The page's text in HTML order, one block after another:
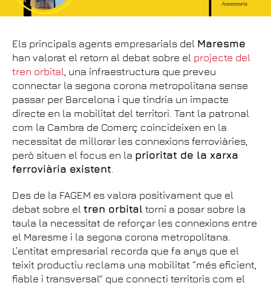
Els principals agents empresarials del Maresme
han valorat el retorn al debat sobre el projecte del
tren orbital, una infraestructura que preveu
connectar la segona corona metropolitana sense
passar per Barcelona i que tindria un impacte
directe en la mobilitat del territori. Tant la patronal
com la Cambra de Comerç coincideixen en la
necessitat de millorar les connexions ferroviàries,
però situen el focus en la prioritat de la xarxa
ferroviària existent.
Des de la FAGEM es valora positivament que el
debat sobre el tren orbital torni a posar sobre la
taula la necessitat de reforçar les connexions entre
el Maresme i la segona corona metropolitana.
L’entitat empresarial recorda que fa anys que el
teixit productiu reclama una mobilitat “més eficient,
fiable i transversal” que connecti territoris com el